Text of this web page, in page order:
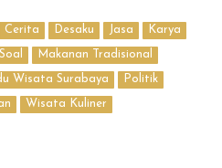
Cerita Desaku Jasa Karya
Makanan Tradisional
Wisata Surabaya Politik
Wisata Kuliner